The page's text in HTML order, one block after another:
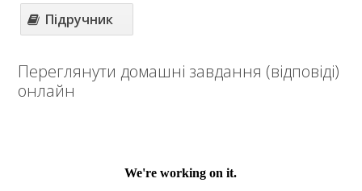
Підручник
Переглянути домашні завдання (відповіді)
онлайн